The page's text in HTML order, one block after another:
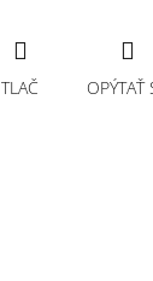
TLAČ OPÝTAŤ